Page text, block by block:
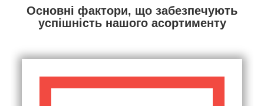
Основні фактори, що забезпечують
успішність нашого асортименту